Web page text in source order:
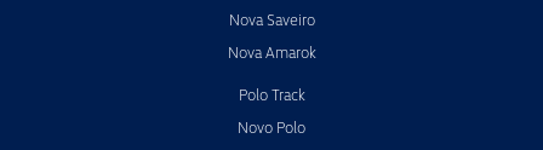
Nova Saveiro
Nova Amarok
Polo Track
Novo Polo